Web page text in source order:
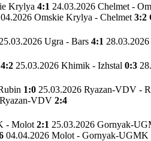
Krylya 4:1 24.03.2026 Chelmet -
Omskie Krylya - Chelmet 3:2
25.03.2026 Ugra - Bars 4:1
4:2 25.03.2026 Khimik - Izhstal 0:3
1:0 25.03.2026 Ryazan-VDV -
VDV 2:4
- Molot 2:1 25.03.2026 Gornyak-
04.04.2026 Molot - Gornyak-UGMK